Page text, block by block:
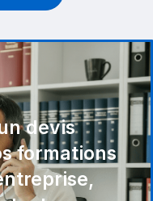
devis
formations